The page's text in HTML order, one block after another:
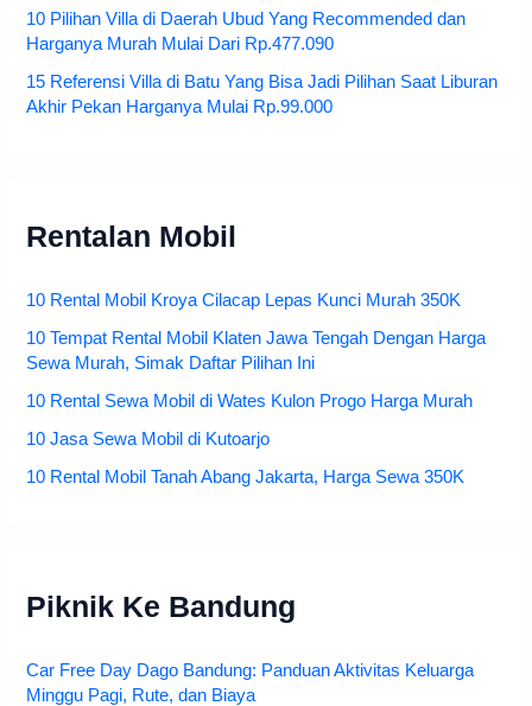
10 Pilihan Villa di Daerah Ubud Yang Recommended dan
Harganya Murah Mulai Dari Rp.477.090
15 Referensi Villa di Batu Yang Bisa Jadi Pilihan Saat Liburan
Akhir Pekan Harganya Mulai Rp.99.000
Rentalan Mobil
10 Rental Mobil Kroya Cilacap Lepas Kunci Murah 350K
10 Tempat Rental Mobil Klaten Jawa Tengah Dengan Harga
Sewa Murah, Simak Daftar Pilihan Ini
10 Rental Sewa Mobil di Wates Kulon Progo Harga Murah
10 Jasa Sewa Mobil di Kutoarjo
10 Rental Mobil Tanah Abang Jakarta, Harga Sewa 350K
Piknik Ke Bandung
Car Free Day Dago Bandung: Panduan Aktivitas Keluarga
Minggu Pagi, Rute, dan Biaya